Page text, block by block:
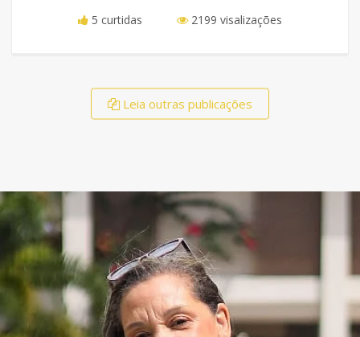
5 curtidas
2199 visalizações
Leia outras publicações